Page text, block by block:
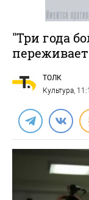
"Три года
ТОЛК
Культура,